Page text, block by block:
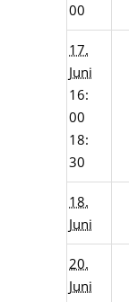
00
17.
Juni
16:
00
18:
30
18.
Juni
20.
Juni